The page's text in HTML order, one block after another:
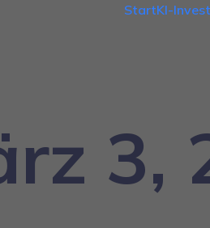
StartKI-
3,